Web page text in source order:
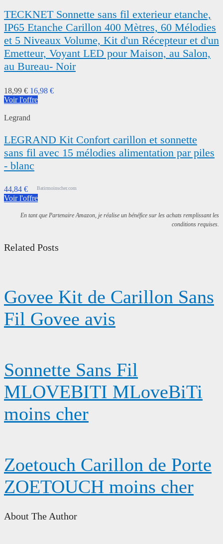
TECKNET Sonnette sans fil exterieur etanche,
IP65 Etanche Carillon 400 Mètres, 60 Mélodies
et 5 Niveaux Volume, Kit d'un Récepteur et d'un
Emetteur, Voyant LED pour Maison, au Salon,
au Bureau- Noir
18,99 € 16,98 €
Voir l'offre
Legrand
LEGRAND Kit Confort carillon et sonnette
sans fil avec 15 mélodies alimentation par piles
- blanc
44,84 € Batirmoinscher.com
Voir l'offre
En tant que Partenaire Amazon, je réalise un bénéfice sur les achats remplissant les
conditions requises.
Related Posts
Govee Kit de Carillon Sans
Fil Govee avis
Sonnette Sans Fil
MLOVEBITI MLoveBiTi
moins cher
Zoetouch Carillon de Porte
ZOETOUCH moins cher
About The Author